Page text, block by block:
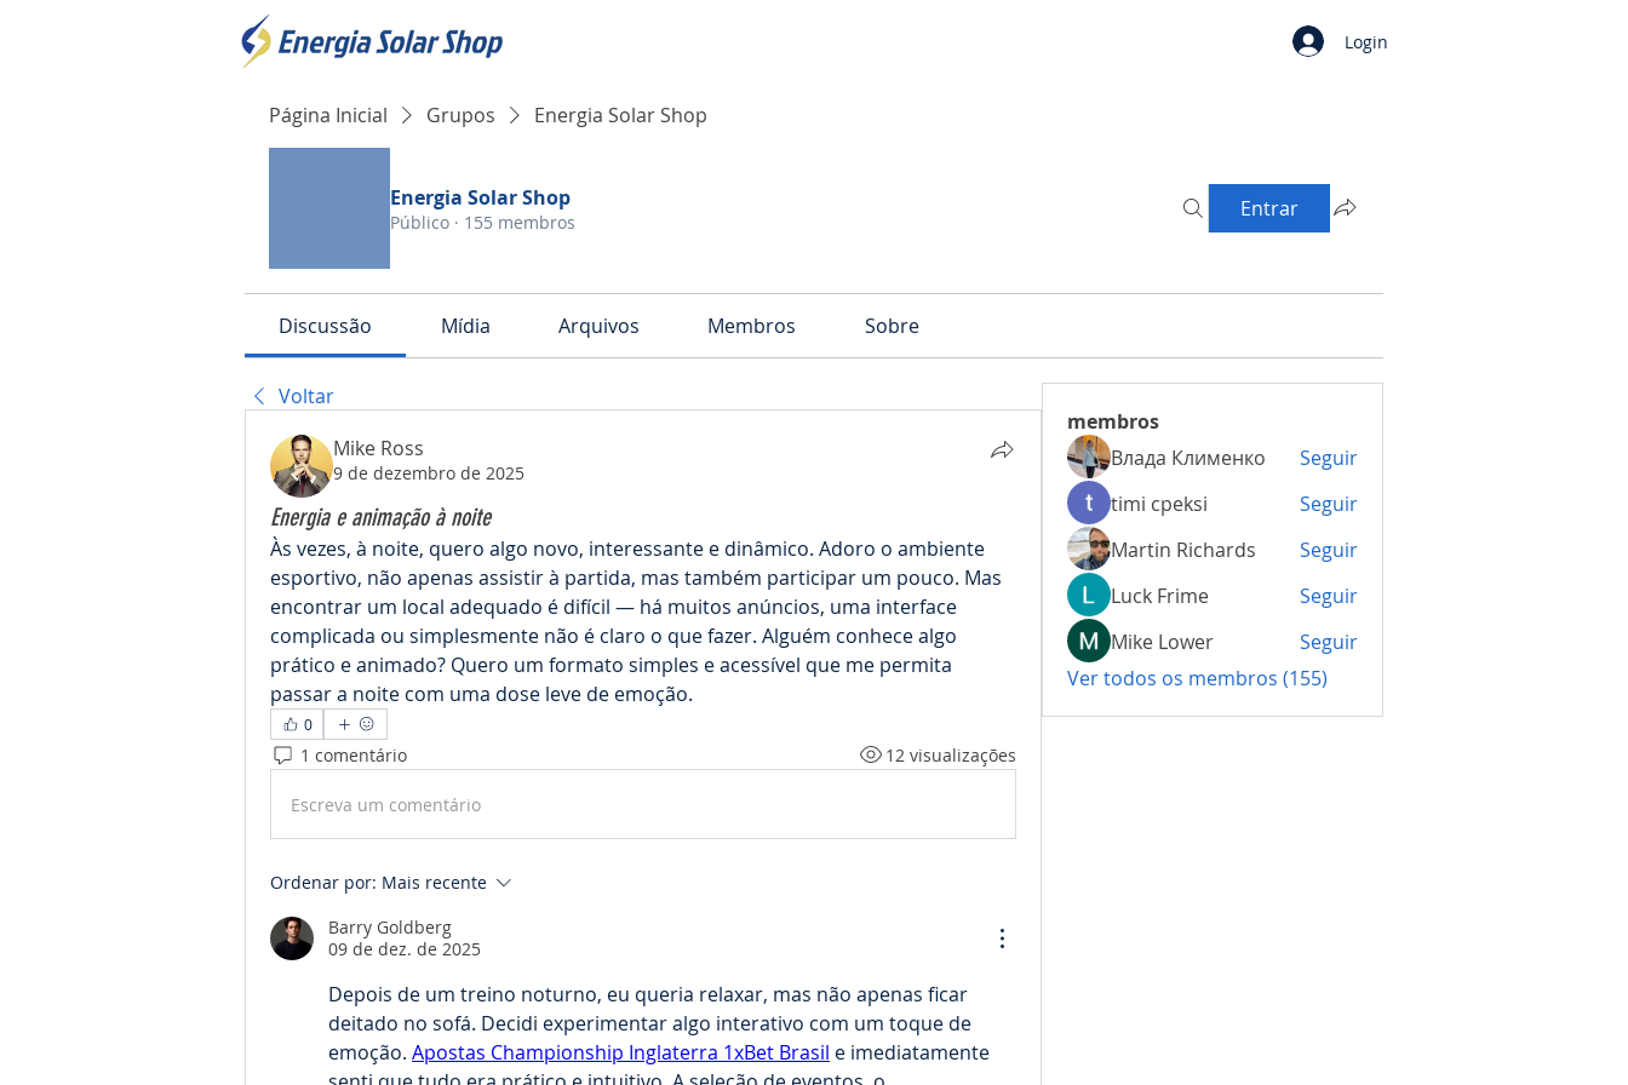
Login
Página Inicial Grupos Energia Solar Shop
Energia Solar Shop
Público · 155 membros Entrar
Discussão Mídia Arquivos Membros Sobre
Voltar
Mike Ross
9 de dezembro de 2025
Energia e animação à noite
Às vezes, à noite, quero algo novo, interessante e dinâmico. Adoro o ambiente
esportivo, não apenas assistir à partida, mas também participar um pouco. Mas
encontrar um local adequado é difícil — há muitos anúncios, uma interface
complicada ou simplesmente não é claro o que fazer. Alguém conhece algo
prático e animado? Quero um formato simples e acessível que me permita
passar a noite com uma dose leve de emoção.
0
1 comentário 12 visualizações
Escreva um comentário
Ordenar por: Mais recente
Barry Goldberg
09 de dez. de 2025
Depois de um treino noturno, eu queria relaxar, mas não apenas ficar
deitado no sofá. Decidi experimentar algo interativo com um toque de
emoção. Apostas Championship Inglaterra 1xBet Brasil e imediatamente
membros
Влада Клименко
Seguir
timi cpeksi
Seguir
Martin Richards
Seguir
Luck Frime
Seguir
Mike Lower
Seguir
Ver todos os membros (155)